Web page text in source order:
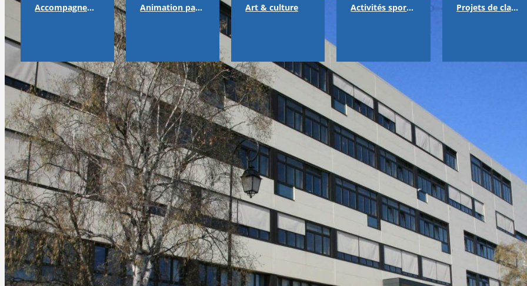
Accompagnement Animation pastorale & solidarité Art & culture Activités sportives Projets de classes & échanges